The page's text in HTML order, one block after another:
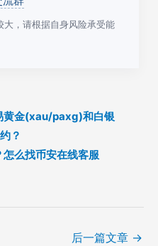
大，请根据自身风险承受能
黄金(xau/paxg)和白银
？
么找币安在线客服
后一篇文章 →